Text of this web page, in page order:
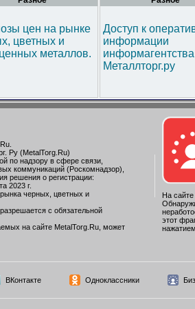
цен на рынке
цветных и
металлов.
Доступ к
информации
информагентства
Металлторг.ру
Ру (MetalTorg.Ru)
по надзору в сфере связи,
коммуникаций (Роскомнадзор),
решения о регистрации:
2023 г.
черных, цветных и
с обязательной
на сайте MetalTorg.Ru, может
На
этот
нажатием
ВКонтакте Одноклассники